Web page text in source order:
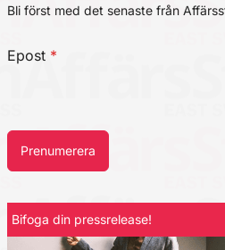
Bli först med det senaste från
Epost *
Prenumerera
Bifoga din pressrelease!